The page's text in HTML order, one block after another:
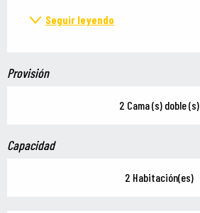
Seguir leyendo
Provisión
2 Cama (s) doble (s)
Capacidad
2 Habitación(es)